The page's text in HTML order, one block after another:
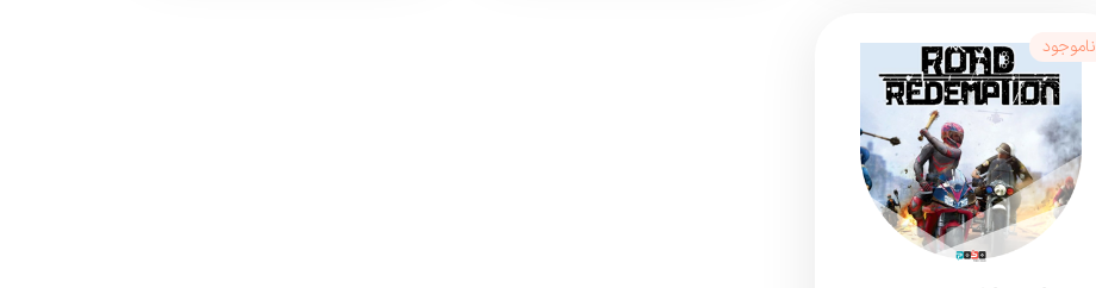
ناموجود